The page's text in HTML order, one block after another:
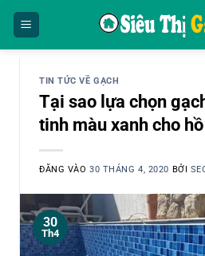
nội
TIN TỨC VỀ GẠCH
Tại sao lựa chọn
tinh màu xanh cho
ĐĂNG VÀO30 THÁNG 4, 2020 BỞI
30
Th4